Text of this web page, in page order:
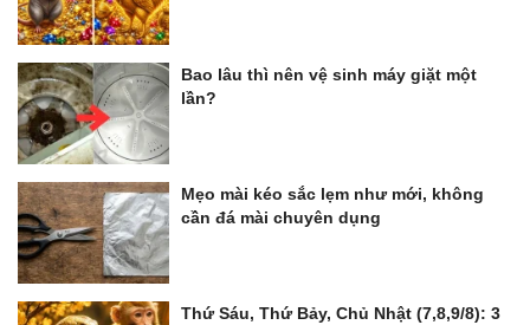
Bao lâu thì nên vệ sinh máy giặt một
lần?
Mẹo mài kéo sắc lẹm như mới, không
cần đá mài chuyên dụng
Thứ Sáu, Thứ Bảy, Chủ Nhật (7,8,9/8): 3